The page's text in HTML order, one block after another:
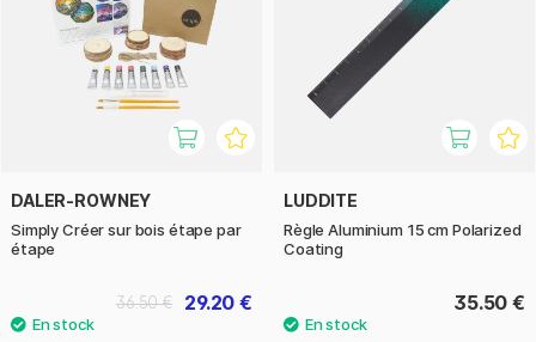
DALER-ROWNEY
Simply Créer sur bois étape par
étape
29.20 €
36.50 €
LUDDITE
Règle Aluminium 15 cm Polarized
Coating
35.50 €